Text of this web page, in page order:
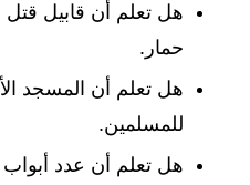
هل تعلم أن قابيل
حمار.
هل تعلم أن المسجد
للمسلمين.
هل تعلم أن عدد أبواب